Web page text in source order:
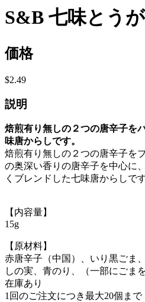
S&B 七味とう
価格
$2.49
説明
焙煎有り無しの２つの唐辛子を
味唐からしです。
焙煎有り無しの２つの唐辛子を
の奥深い香りの唐辛子を中心に
くブレンドした七味唐からしで
【内容量】
15g
【原材料】
赤唐辛子（中国）、いり黒ごま
しの実、青のり、（一部にごまを
在庫あり
1回のご注文につき最大20個まで